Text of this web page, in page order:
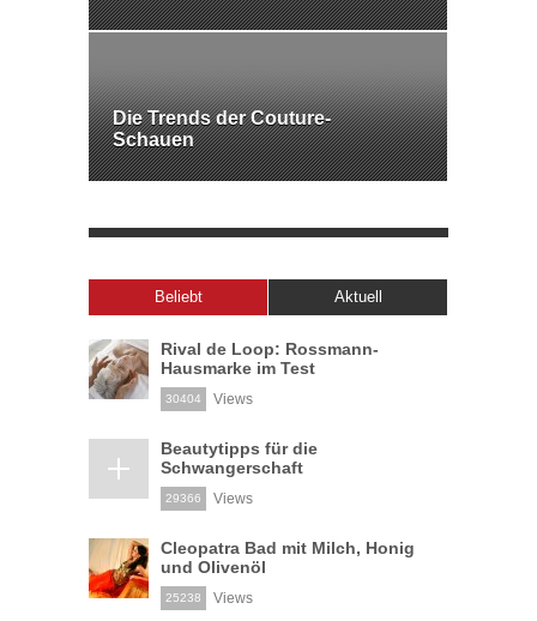
Die Trends der Couture-
Schauen
Beliebt Aktuell
Rival de Loop: Rossmann-
Hausmarke im Test
30404 Views
Beautytipps für die
Schwangerschaft
29366 Views
Cleopatra Bad mit Milch, Honig
und Olivenöl
25238 Views